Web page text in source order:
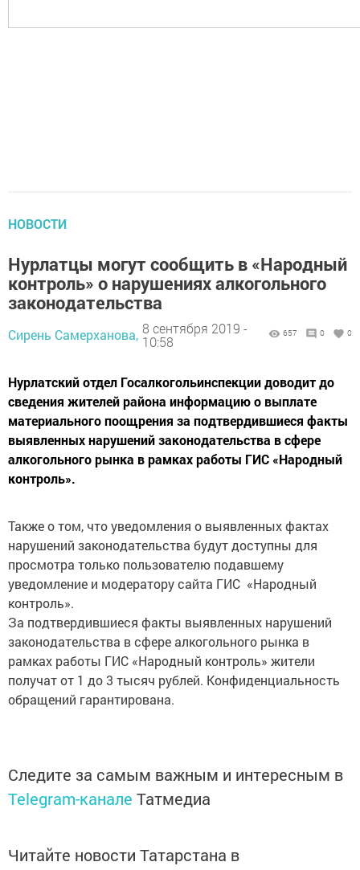
НОВОСТИ
Нурлатцы могут сообщить в «Народный
контроль» о нарушениях алкогольного
законодательства
Сирень Самерханова, 8 сентября 2019 -
10:58
657 0 0
Нурлатский отдел Госалкогольинспекции доводит до
сведения жителей района информацию о выплате
материального поощрения за подтвердившиеся факты
выявленных нарушений законодательства в сфере
алкогольного рынка в рамках работы ГИС «Народный
контроль».
Также о том, что уведомления о выявленных фактах
нарушений законодательства будут доступны для
просмотра только пользователю подавшему
уведомление и модератору сайта ГИС «Народный
контроль».
За подтвердившиеся факты выявленных нарушений
законодательства в сфере алкогольного рынка в
рамках работы ГИС «Народный контроль» жители
получат от 1 до 3 тысяч рублей. Конфиденциальность
обращений гарантирована.
Следите за самым важным и интересным в
Telegram-канале Татмедиа
Читайте новости Татарстана в